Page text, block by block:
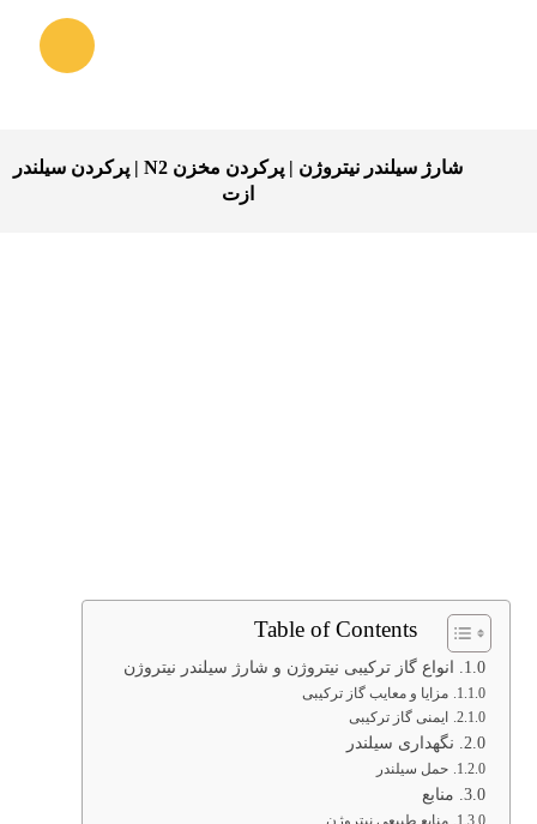
شارژ سیلندر نیتروژن | پرکردن مخزن N2 | پرکردن سیلندر
ازت
Table of Contents
انواع گاز ترکیبی نیتروژن و شارژ سیلندر نیتروژن
مزایا و معایب گاز ترکیبی
ایمنی گاز ترکیبی
نگهداری سیلندر
حمل سیلندر
منابع
منابع طبیعی نیتروژن